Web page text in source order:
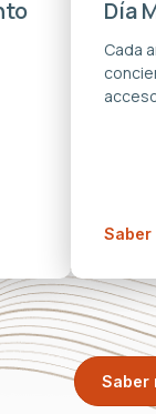
Día
Cada
Saber
Saber